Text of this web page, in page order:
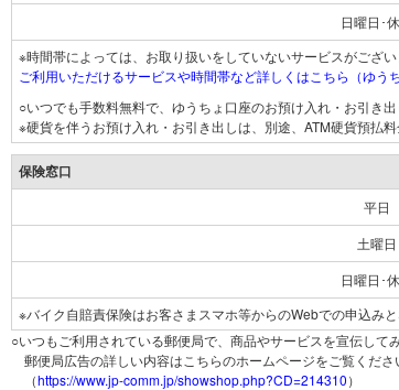
日曜日･
※時間帯によっては、お取り扱いをしていないサービスがござい
ご利用いただけるサービスや時間帯など詳しくはこちら（ゆう
○いつでも手数料無料で、ゆうちょ口座のお預け入れ・お引き出
※硬貨を伴うお預け入れ・お引き出しは、別途、ATM硬貨預払料
保険窓口
平日
土曜日
日曜日･
※バイク自賠責保険はお客さまスマホ等からのWebでの申込みと
○いつもご利用されている郵便局で、商品やサービスを宣伝して
郵便局広告の詳しい内容はこちらのホームページをご覧くださ
（https://www.jp-comm.jp/showshop.php?CD=214310）